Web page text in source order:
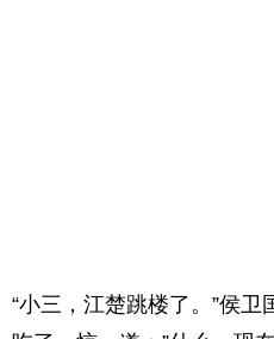
“小三，江楚跳楼了。”侯